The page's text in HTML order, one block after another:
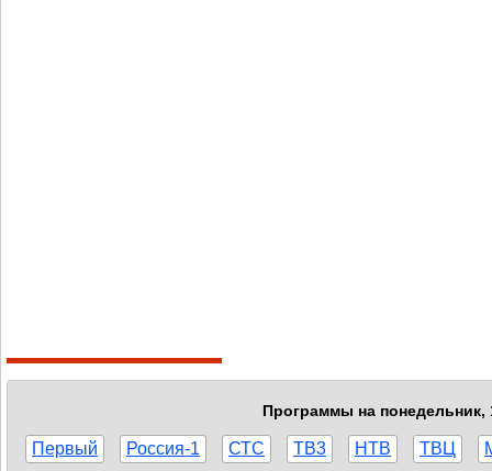
Программы на понедельник,
Первый Россия-1 СТС ТВ3 НТВ ТВЦ